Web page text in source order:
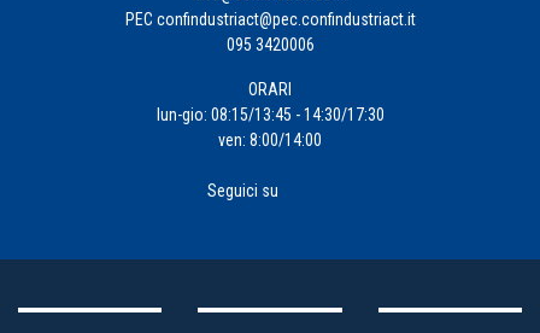
PEC confindustriact@pec.confindustriact.it
095 3420006
ORARI
lun-gio: 08:15/13:45 - 14:30/17:30
ven: 8:00/14:00
Seguici su